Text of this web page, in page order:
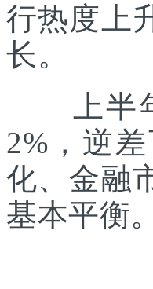
行热度上
长。
上半年
2%，逆
化、金融
基本平衡。